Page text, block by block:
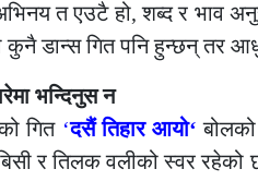
त एउटै हो, शब्द र भाव
कुनै डान्स गित पनि हुन्छन् तर
भन्दिनुस न
गित ‘दसैं तिहार आयो‘
र तिलक वलीको स्वर